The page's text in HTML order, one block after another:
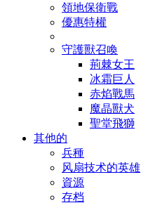
領地保衛戰
優惠特權
守護獸召喚
荊棘女王
冰霜巨人
赤焰戰馬
魔晶獸犬
聖堂飛獅
其他的
兵種
风扇技术的英雄
資源
存档